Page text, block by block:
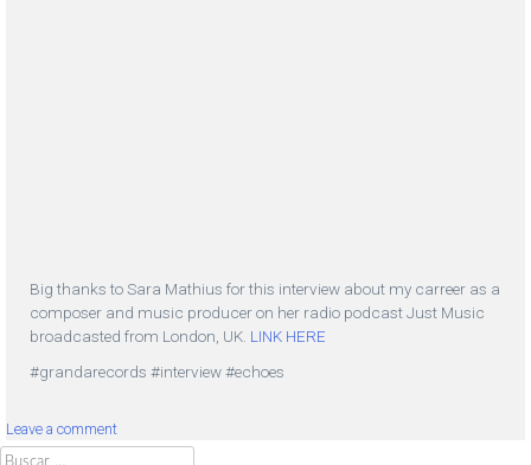
Big thanks to Sara Mathius for this interview about my carreer as a
composer and music producer on her radio podcast Just Music
broadcasted from London, UK. LINK HERE
#grandarecords #interview #echoes
Leave a comment
Buscar: